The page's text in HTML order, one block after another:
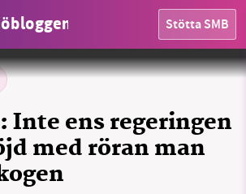
Stötta SMB
Inte ens regeringen
med röran man
Foto: Leif Öster